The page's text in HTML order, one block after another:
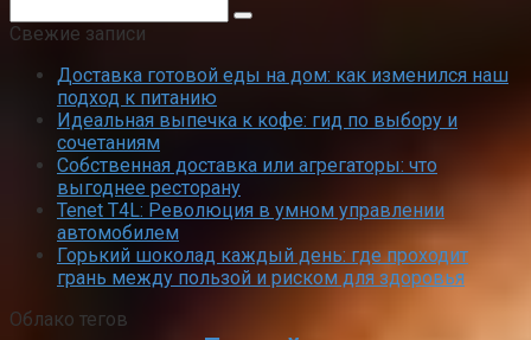
Свежие записи
Доставка готовой еды на дом: как изменился наш
подход к питанию
Идеальная выпечка к кофе: гид по выбору и
сочетаниям
Собственная доставка или агрегаторы: что
выгоднее ресторану
Tenet T4L: Революция в умном управлении
автомобилем
Горький шоколад каждый день: где проходит
грань между пользой и риском для здоровья
Облако тегов